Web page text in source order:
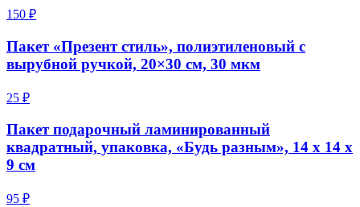
150 ₽
Пакет «Презент стиль», полиэтиленовый с
вырубной ручкой, 20×30 см, 30 мкм
25 ₽
Пакет подарочный ламинированный
квадратный, упаковка, «Будь разным», 14 х 14 х
9 см
95 ₽